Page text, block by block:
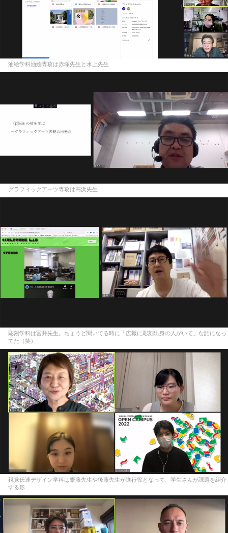
油絵学科油絵専攻は赤塚先生と水上先生
グラフィックアーツ専攻は高浜先生
彫刻学科は冨井先生。ちょうど聞いてる時に「広報に彫刻出身の人がいて」な話になっ
てた（笑）
視覚伝達デザイン学科は齋藤先生や後藤先生が進行役となって、学生さんが課題を紹介
する形